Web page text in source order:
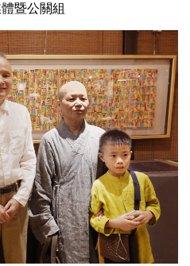
暨公關組